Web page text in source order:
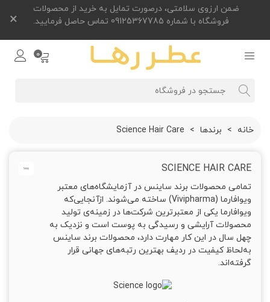
ضمن ارزوی سلامتی، درصورت تمایل به خرید از محصولات
فروشگاه با شماره 09125367785 تماس حاصل فرمایید.
×
0
خانه > برندها >
Science Hair Care
SCIENCE HAIR CARE
تمامی محصولات برند ساینس در آزمایشگاه‌های معتبر
ویوافارما (Vivipharma) ساخته می‌شوند. ازآنجایی‌که
ویوافارما یکی از معتبرترین شرکت‌ها در زمینه‌ی تولید
محصولات آرایشی و رسیدگی به پوست است و نزدیک به
چهل سال در این کار مهارت دارد، محصولات برند ساینس
به‌لحاظ کیفیت در ردیف بهترین رتبه‌های جهانی قرار
گرفته‌اند.